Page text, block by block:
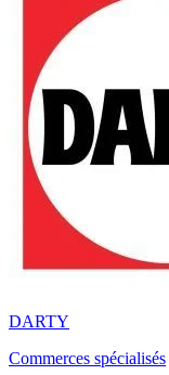
DARTY
Commerces spécialisés